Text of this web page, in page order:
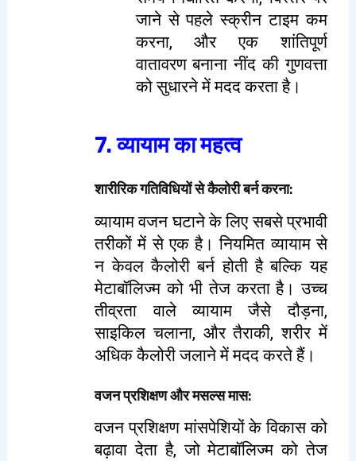
जाने से पहले स्क्रीन टाइम कम
करना, और एक शांतिपूर्ण
वातावरण बनाना नींद की गुणवत्ता
को सुधारने में मदद करता है।
7. व्यायाम का महत्व
शारीरिक गतिविधियों से कैलोरी बर्न करना:
व्यायाम वजन घटाने के लिए सबसे प्रभावी
तरीकों में से एक है। नियमित व्यायाम से
न केवल कैलोरी बर्न होती है बल्कि यह
मेटाबॉलिज्म को भी तेज करता है। उच्च
तीव्रता वाले व्यायाम जैसे दौड़ना,
साइकिल चलाना, और तैराकी, शरीर में
अधिक कैलोरी जलाने में मदद करते हैं।
वजन प्रशिक्षण और मसल्स मास:
वजन प्रशिक्षण मांसपेशियों के विकास को
बढ़ावा देता है, जो मेटाबॉलिज्म को तेज